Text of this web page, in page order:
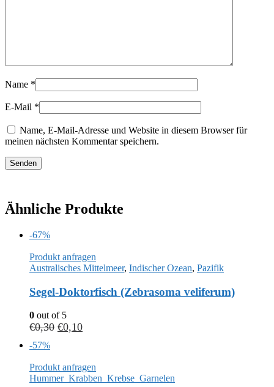
Name *
E-Mail *
Name, E-Mail-Adresse und Website in diesem Browser für
meinen nächsten Kommentar speichern.
Ähnliche Produkte
-67%
Produkt anfragen
Australisches Mittelmeer, Indischer Ozean, Pazifik
Segel-Doktorfisch (Zebrasoma veliferum)
0 out of 5
€0,30 €0,10
-57%
Produkt anfragen
Hummer_Krabben_Krebse_Garnelen